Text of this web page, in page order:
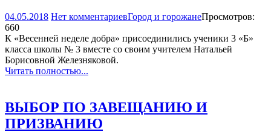
04.05.2018 Нет комментариевГород и горожанеПросмотров:
660
К «Весенней неделе добра» присоединились ученики 3 «Б»
класса школы № 3 вместе со своим учителем Натальей
Борисовной Железняковой.
Читать полностью...
ВЫБОР ПО ЗАВЕЩАНИЮ И
ПРИЗВАНИЮ